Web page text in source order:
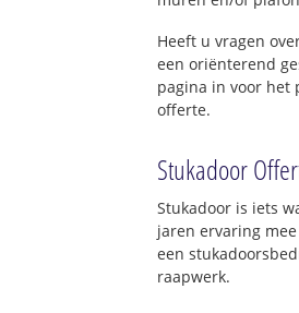
Heeft u vragen
een oriënterend
pagina in voor het
offerte.
Stukadoor
Stukadoor is iets
jaren ervaring
een
raapwerk.